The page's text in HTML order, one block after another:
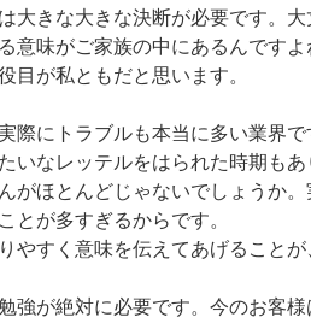
大きな大きな決断が必要です。
意味がご家族の中にあるんです
目が私ともだと思います。
際にトラブルも本当に多い業界
いなレッテルをはられた時期も
がほとんどじゃないでしょうか
とが多すぎるからです。
やすく意味を伝えてあげることが
強が絶対に必要です。今のお客